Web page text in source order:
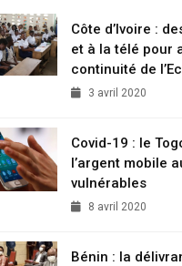
Côte d’Ivoire :
et à la télé pour
continuité de
3 avril 2020
Covid-19 : le
l’argent mobile
vulnérables
8 avril 2020
Bénin : la